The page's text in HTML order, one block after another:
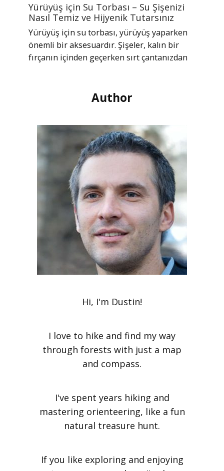
Yürüyüş için Su Torbası – Su Şişenizi
Nasıl Temiz ve Hijyenik Tutarsınız
Yürüyüş için su torbası, yürüyüş yaparken
önemli bir aksesuardır. Şişeler, kalın bir
fırçanın içinden geçerken sırt çantanızdan
Author
Hi, I'm Dustin!
I love to hike and find my way
through forests with just a map
and compass.
I've spent years hiking and
mastering orienteering, like a fun
natural treasure hunt.
If you like exploring and enjoying